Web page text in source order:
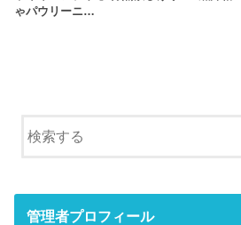
ゃパウリーニ…
管理者プロフィール